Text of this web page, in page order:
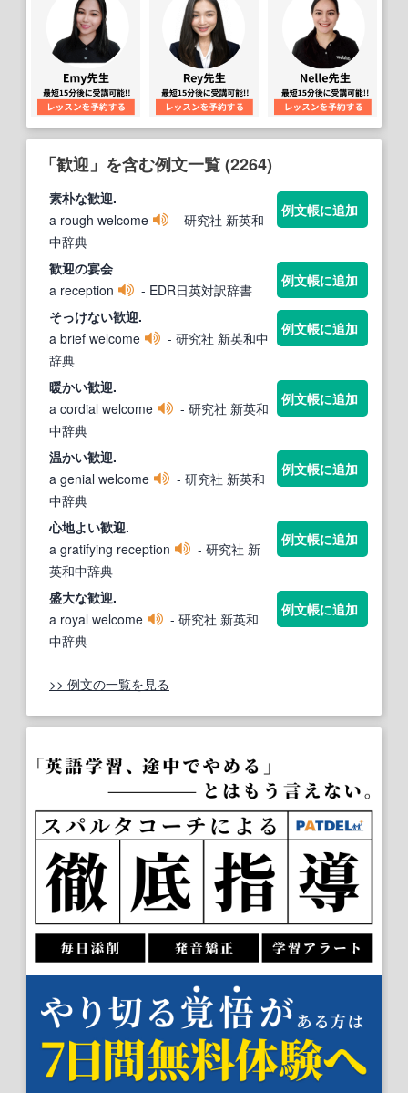
「歓迎」を含む例文一覧 (2264)
素朴な歓迎.
a rough welcome
- 研究社 新英和
中辞典
例文帳に追加
歓迎の宴会
a reception
- EDR日英対訳辞書
例文帳に追加
そっけない歓迎.
a brief welcome
- 研究社 新英和中
辞典
例文帳に追加
暖かい歓迎.
a cordial welcome
- 研究社 新英和
中辞典
例文帳に追加
温かい歓迎.
a genial welcome
- 研究社 新英和
中辞典
例文帳に追加
心地よい歓迎.
a gratifying reception
- 研究社 新
英和中辞典
例文帳に追加
盛大な歓迎.
a royal welcome
- 研究社 新英和
中辞典
例文帳に追加
>> 例文の一覧を見る